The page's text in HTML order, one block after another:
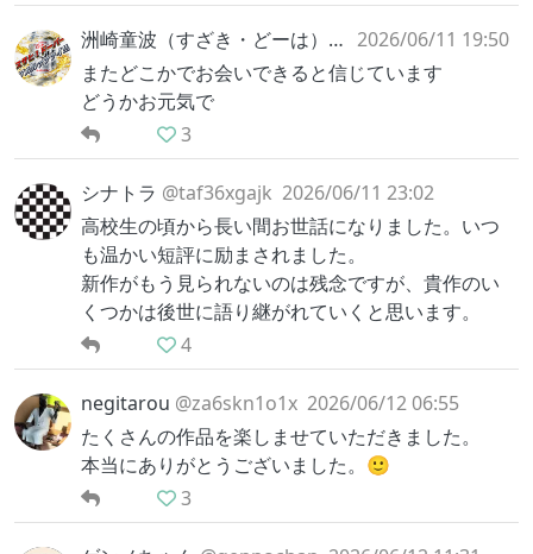
洲崎童波（すざき・どーは）@doper_arai
2026/06/11 19:50
またどこかでお会いできると信じています
どうかお元気で
3
シナトラ @taf36xgajk 2026/06/11 23:02
高校生の頃から長い間お世話になりました。いつ
も温かい短評に励まされました。
新作がもう見られないのは残念ですが、貴作のい
くつかは後世に語り継がれていくと思います。
4
negitarou @za6skn1o1x 2026/06/12 06:55
たくさんの作品を楽しませていただきました。
本当にありがとうございました。🙂
3